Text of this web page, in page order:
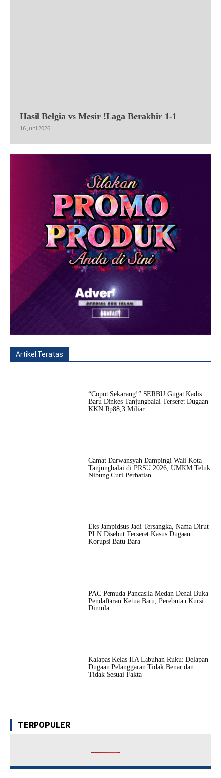
Hasil Belgia vs Mesir !Laga Berakhir 1-1
16 Juni 2026
Artikel Teratas
“Copot Sekarang!” SERBU Gugat Kadis
Baru Dinkes Tanjungbalai Terseret Dugaan
KKN Rp88,3 Miliar
Camat Darwansyah Dampingi Wali Kota
Tanjungbalai di PRSU 2026, UMKM Teluk
Nibung Curi Perhatian
Eks Jampidsus Jadi Tersangka, Nama Dirut
PLN Disebut Terseret Kasus Dugaan
Korupsi Batu Bara
PAC Pemuda Pancasila Medan Denai Buka
Pendaftaran Ketua Baru, Perebutan Kursi
Dimulai
Kalapas Kelas IIA Labuhan Ruku: Delapan
Dugaan Pelanggaran Tidak Benar dan
Tidak Sesuai Fakta
TERPOPULER